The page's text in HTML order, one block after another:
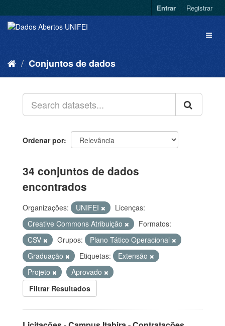
Entrar Registrar
Conjuntos de dados
Ordenar por
34 conjuntos de dados
encontrados
Organizações: UNIFEI
Licenças:
Creative Commons Atribuição
Formatos:
CSV
Grupos:
Plano Tático Operacional
Graduação
Etiquetas:
Extensão
Projeto
Aprovado
Filtrar Resultados